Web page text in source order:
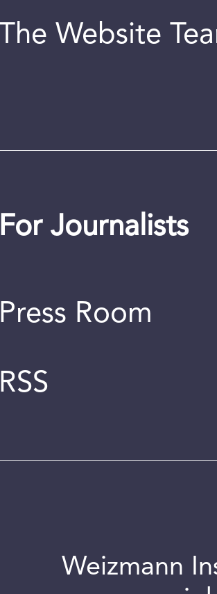
The Website
For Journalists
Press Room
RSS
Weizmann